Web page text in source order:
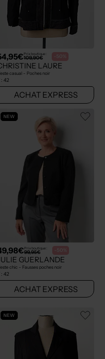
Prix boutique :
109,90€ -50%
LAURE
casual - Poches noir
: 42
ACHAT EXPRESS
NEW
Prix boutique :
99,95€ -50%
GUERLANDE
chic - Fausses poches noir
: 42
ACHAT EXPRESS
NEW